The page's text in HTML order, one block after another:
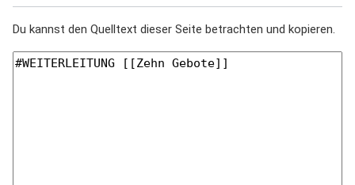
Du kannst den Quelltext dieser Seite betrachten und kopieren.